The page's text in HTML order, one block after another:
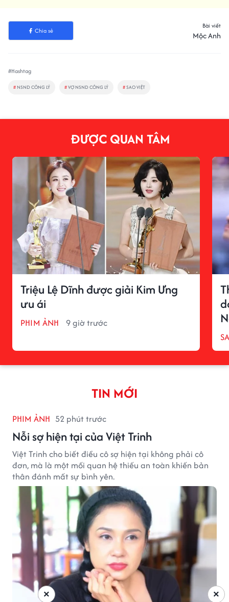
Chia sẻ
Bài viết
Mộc Anh
#Hashtag
# NSND CÔNG LÝ #VỢ NSND CÔNG LÝ #SAO VIỆT
ĐƯỢC QUAN TÂM
Triệu Lệ Dĩnh được giải Kim Ưng
ưu ái
PHIM ẢNH 9 giờ trước
TIN MỚI
PHIM ẢNH 52 phút trước
Nỗi sợ hiện tại của Việt Trinh
Việt Trinh cho biết điều cô sợ hiện tại không phải cô
đơn, mà là một mối quan hệ thiếu an toàn khiến bản
thân đánh mất sự bình yên.
×
×